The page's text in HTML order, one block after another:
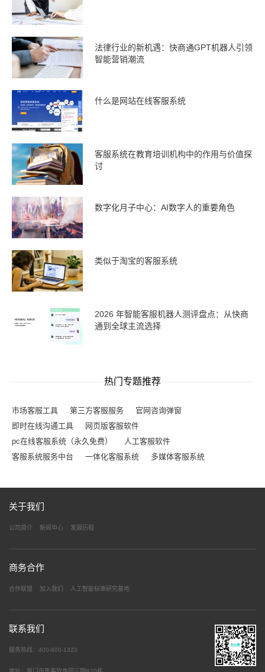
法律行业的新机遇：快商通GPT机器人引领
智能营销潮流
什么是网站在线客服系统
客服系统在教育培训机构中的作用与价值探
讨
数字化月子中心：AI数字人的重要角色
类似于淘宝的客服系统
2026 年智能客服机器人测评盘点：从快商
通到全球主流选择
热门专题推荐
市场客服工具 第三方客服服务
官网咨询弹窗
即时在线沟通工具
网页版客服软件
pc在线客服系统（永久免费）
人工客服软件
客服系统服务中台
一体化客服系统 多媒体客服系统
关于我们
公司简介 新闻中心 发展历程
商务合作
合作联盟 加入我们 人工智能标准研究基地
联系我们
服务热线：400-900-1323